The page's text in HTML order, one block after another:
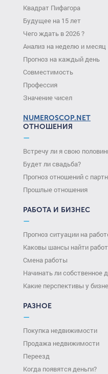
Квадрат Пифагора
Будущее на 15 лет
Чего ждать в 2026 ?
Анализ на неделю и месяц
Прогноз на каждый день
Совместимость
Профессия
Значение чисел
NUMEROSCOP.NET
ОТНОШЕНИЯ
—
Встречу ли я свою
Будет ли свадьба?
Прогноз отношений с
Прошлые отношения
РАБОТА И БИЗНЕС
—
Прогноз ситуации на
Каковы шансы найти
Смена работы
Начинать ли собственное
Какие перспективы у
РАЗНОЕ
—
Покупка недвижимости
Продажа недвижимости
Переезд
Когда появятся деньги?